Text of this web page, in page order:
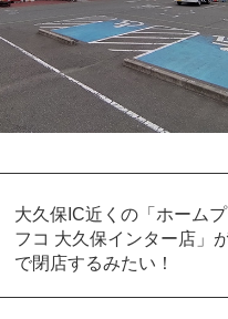
大久保IC近くの「ホーム
フコ 大久保インター店」
で閉店するみたい！